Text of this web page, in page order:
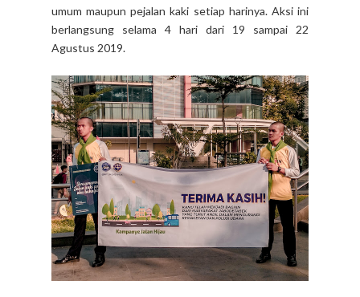
umum maupun pejalan kaki setiap harinya. Aksi ini
berlangsung selama 4 hari dari 19 sampai 22
Agustus 2019.